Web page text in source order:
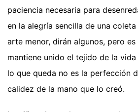
paciencia necesaria para
en la alegría sencilla de una coleta
arte menor, dirán algunos, pero
mantiene unido el tejido de la
lo que queda no es la perfección
calidez de la mano que lo creó.